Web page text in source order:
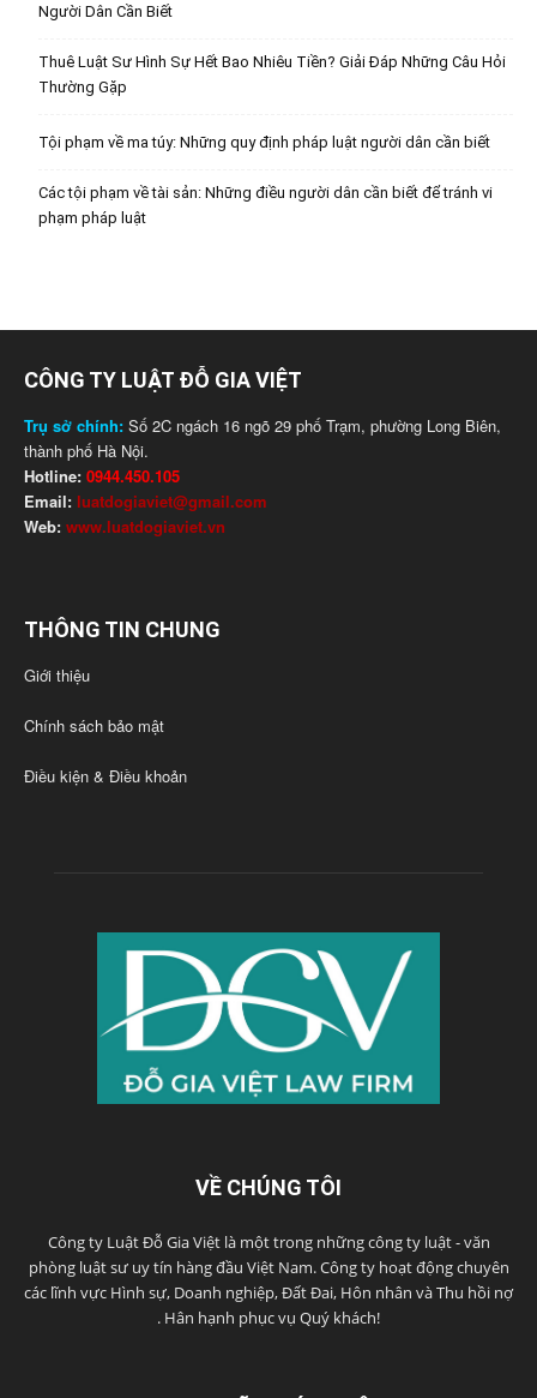
Người Dân Cần Biết
Thuê Luật Sư Hình Sự Hết Bao Nhiêu Tiền? Giải Đáp Những Câu Hỏi
Thường Gặp
Tội phạm về ma túy: Những quy định pháp luật người dân cần biết
Các tội phạm về tài sản: Những điều người dân cần biết để tránh vi
phạm pháp luật
CÔNG TY LUẬT ĐỖ GIA VIỆT
Trụ sở chính: Số 2C ngách 16 ngõ 29 phố Trạm, phường Long Biên,
thành phố Hà Nội.
Hotline: 0944.450.105
Email: luatdogiaviet@gmail.com
Web: www.luatdogiaviet.vn
THÔNG TIN CHUNG
Giới thiệu
Chính sách bảo mật
Điều kiện & Điều khoản
VỀ CHÚNG TÔI
Công ty Luật Đỗ Gia Việt là một trong những công ty luật - văn
phòng luật sư uy tín hàng đầu Việt Nam. Công ty hoạt động chuyên
các lĩnh vực Hình sự, Doanh nghiệp, Đất Đai, Hôn nhân và Thu hồi nợ
. Hân hạnh phục vụ Quý khách!